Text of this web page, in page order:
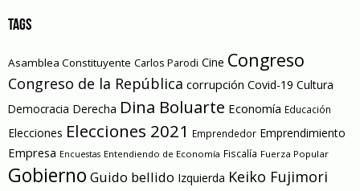
TAGS
Asamblea Constituyente Carlos Parodi Cine Congreso
Congreso de la República corrupción Covid-19 Cultura
Democracia Derecha Dina Boluarte Economía Educación
Elecciones Elecciones 2021 Emprendedor Emprendimiento
Empresa Encuestas Entendiendo de Economía Fiscalía Fuerza Popular
Gobierno Guido bellido Izquierda Keiko Fujimori